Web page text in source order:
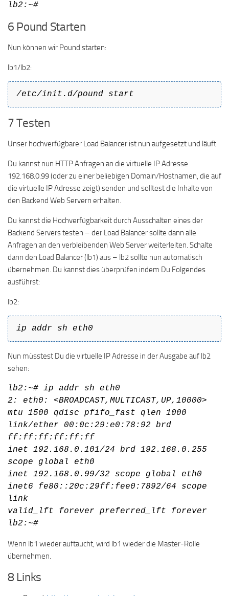
lb2:~#
6 Pound Starten
Nun können wir Pound starten:
lb1/lb2:
/etc/init.d/pound start
7 Testen
Unser hochverfügbarer Load Balancer ist nun aufgesetzt und läuft.
Du kannst nun HTTP Anfragen an die virtuelle IP Adresse
192.168.0.99 (oder zu einer beliebigen Domain/Hostnamen, die auf
die virtuelle IP Adresse zeigt) senden und solltest die Inhalte von
den Backend Web Servern erhalten.
Du kannst die Hochverfügbarkeit durch Ausschalten eines der
Backend Servers testen – der Load Balancer sollte dann alle
Anfragen an den verbleibenden Web Server weiterleiten. Schalte
dann den Load Balancer (lb1) aus – lb2 sollte nun automatisch
übernehmen. Du kannst dies überprüfen indem Du Folgendes
ausführst:
lb2:
ip addr sh eth0
Nun müsstest Du die virtuelle IP Adresse in der Ausgabe auf lb2
sehen:
lb2:~# ip addr sh eth0
2: eth0: <BROADCAST,MULTICAST,UP,10000>
mtu 1500 qdisc pfifo_fast qlen 1000
link/ether 00:0c:29:e0:78:92 brd
ff:ff:ff:ff:ff:ff
inet 192.168.0.101/24 brd 192.168.0.255
scope global eth0
inet 192.168.0.99/32 scope global eth0
inet6 fe80::20c:29ff:fee0:7892/64 scope
link
valid_lft forever preferred_lft forever
lb2:~#
Wenn lb1 wieder auftaucht, wird lb1 wieder die Master-Rolle
übernehmen.
8 Links